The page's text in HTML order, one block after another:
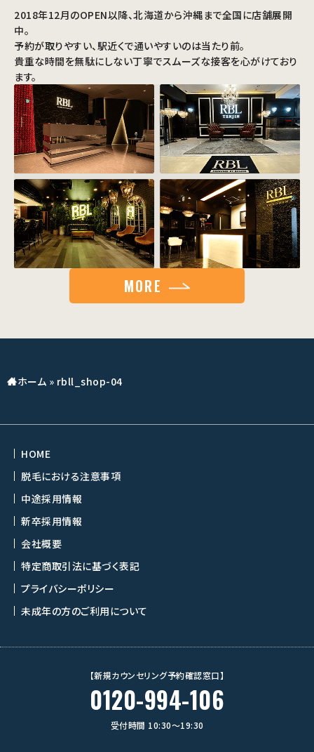
2018年12月のOPEN以降、北海道から沖縄まで全国に店舗展開
中。
予約が取りやすい、駅近くで通いやすいのは当たり前。
貴重な時間を無駄にしない丁寧でスムーズな接客を心がけており
ます。
MORE
ホーム » rbll_shop-04
HOME
脱毛における注意事項
中途採用情報
新卒採用情報
会社概要
特定商取引法に基づく表記
プライバシーポリシー
未成年の方のご利用について
【新規カウンセリング予約確認窓口】
0120-994-106
受付時間 10:30〜19:30